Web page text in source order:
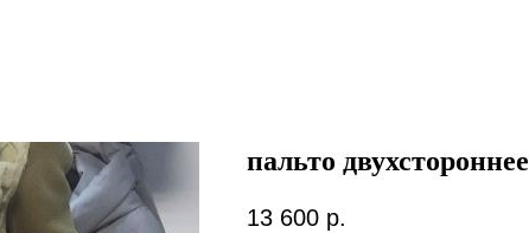
пальто двухстороннее
13 600 р.